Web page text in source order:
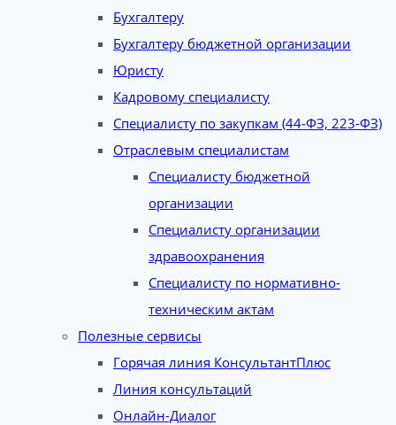
Бухгалтеру
Бухгалтеру бюджетной организации
Юристу
Кадровому специалисту
Специалисту по закупкам (44-ФЗ, 223-ФЗ)
Отраслевым специалистам
Специалисту бюджетной
организации
Специалисту организации
здравоохранения
Специалисту по нормативно-
техническим актам
Полезные сервисы
Горячая линия КонсультантПлюс
Линия консультаций
Онлайн-Диалог